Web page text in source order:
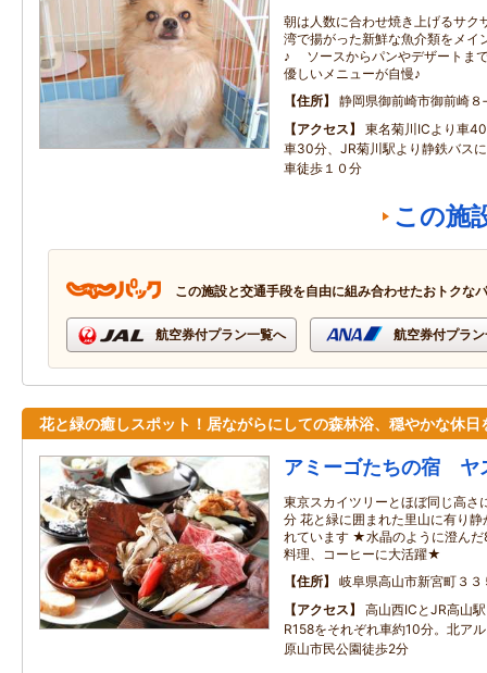
朝は人数に合わせ焼き上げるサク
湾で揚がった新鮮な魚介類をメイ
♪ ソースからパンやデザートま
優しいメニューが自慢♪
住所
静岡県御前崎市御前崎８
アクセス
東名菊川ICより車
車30分、JR菊川駅より静鉄バス
車徒歩１０分
この施
この施設と交通手段を自由に組み合わせたおトクな
航空券付プラン一覧へ 航空券付プラ
花と緑の癒しスポット！居ながらにしての森林浴、穏やかな休日
アミーゴたちの宿 ヤ
東京スカイツリーとほぼ同じ高さ
分 花と緑に囲まれた里山に有り
れています ★水晶のように澄ん
料理、コーヒーに大活躍★
住所
岐阜県高山市新宮町３３
アクセス
高山西ICとJR高山
R158をそれぞれ車約10分。北ア
原山市民公園徒歩2分